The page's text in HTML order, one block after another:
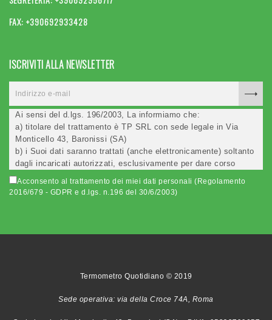
FAX: +390692933428
ISCRIVITI ALLA NEWSLETTER
Ai sensi del d.lgs. 196/2003, La informiamo che:
a) titolare del trattamento è TP SRL con sede legale in Via
Monticello 43, Baronissi (SA)
b) i Suoi dati saranno trattati (anche elettronicamente) soltanto
dagli incaricati autorizzati, esclusivamente per dare corso
all'invio della newsletter e per l'invio (anche via email) di
informazioni relative alle iniziative del Titolare;
responsabile per conoscere i Suoi dati, verificare le modalità
all'invio di materiale. Preso atto di quanto precede, acconsento
Acconsento al trattamento dei miei dati personali (Regolamento
2016/679 - GDPR e d.lgs. n.196 del 30/6/2003)
Termometro Quotidiano © 2019
Sede operativa: via della Croce 74A, Roma